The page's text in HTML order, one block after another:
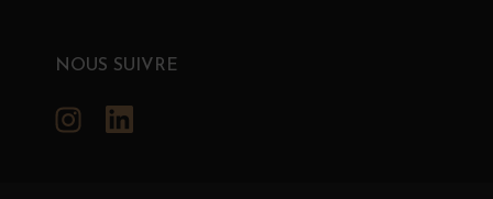
NOUS SUIVRE
Instagram